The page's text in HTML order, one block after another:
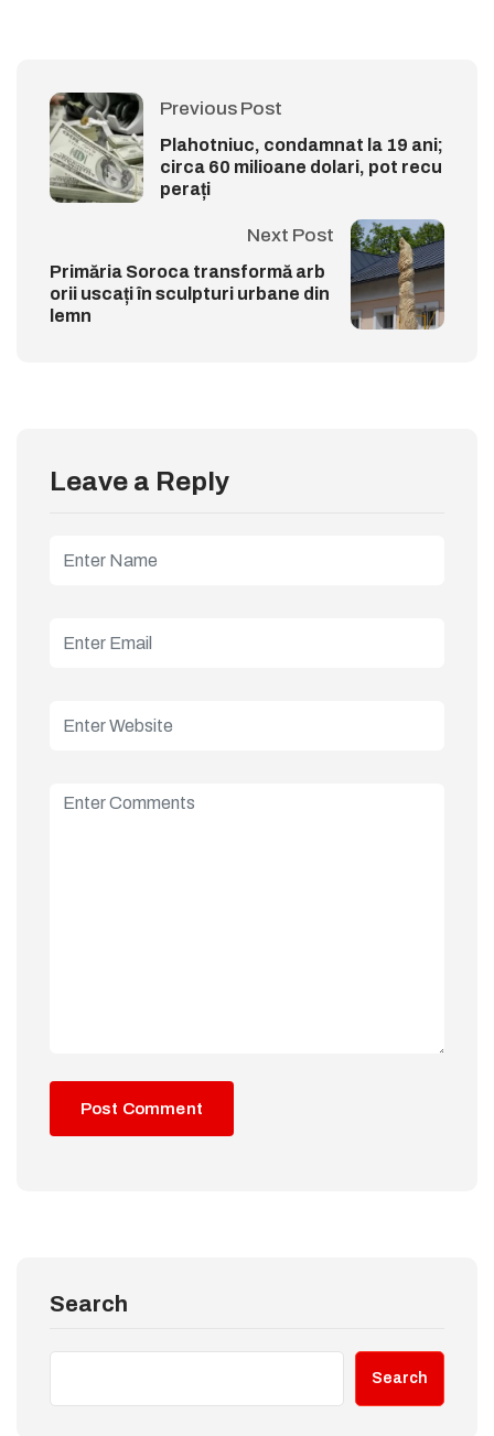
Previous Post
Plahotniuc, condamnat la 19 ani;
circa 60 milioane dolari, pot recu
perați
Next Post
Primăria Soroca transformă arb
orii uscați în sculpturi urbane din
lemn
Leave a Reply
Search
Search